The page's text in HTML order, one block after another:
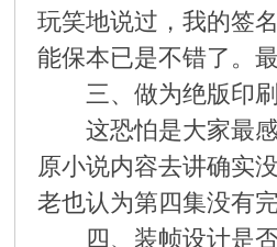
玩笑地说过，我的签
能保本已是不错了。
三、做为绝版印刷
这恐怕是大家最感
原小说内容去讲确实
老也认为第四集没有
四、装帧设计是否